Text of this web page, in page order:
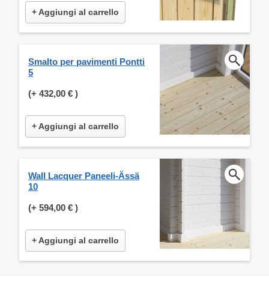
+ Aggiungi al carrello
Smalto per pavimenti Pontti
5
(+ 432,00 € )
+ Aggiungi al carrello
Wall Lacquer Paneeli-Ässä
10
(+ 594,00 € )
+ Aggiungi al carrello